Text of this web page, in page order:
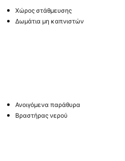
Χώρος στάθμευσης
Δωμάτια μη καπνιστών
Ανοιγόμενα παράθυρα
Βραστήρας νερού